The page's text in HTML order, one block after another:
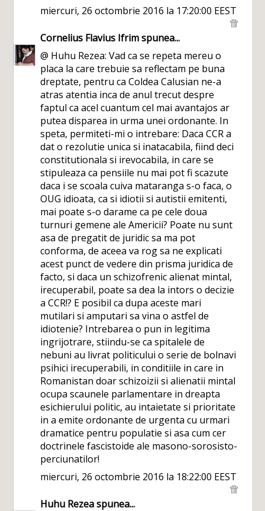
miercuri, 26 octombrie 2016 la 17:20:00 EEST
Cornelius Flavius Ifrimspunea...
@ Huhu Rezea: Vad ca se repeta mereu o
placa la care trebuie sa reflectam pe buna
dreptate, pentru ca Coldea Calusian ne-a
atras atentia inca de anul trecut despre
faptul ca acel cuantum cel mai avantajos ar
putea disparea in urma unei ordonante. In
speta, permiteti-mi o intrebare: Daca CCR a
dat o rezolutie unica si inatacabila, fiind deci
constitutionala si irevocabila, in care se
stipuleaza ca pensiile nu mai pot fi scazute
daca i se scoala cuiva mataranga s-o faca, o
OUG idioata, ca si idiotii si autistii emitenti,
mai poate s-o darame ca pe cele doua
turnuri gemene ale Americii? Poate nu sunt
asa de pregatit de juridic sa ma pot
conforma, de aceea va rog sa ne explicati
acest punct de vedere din prisma juridica de
facto, si daca un schizofrenic alienat mintal,
irecuperabil, poate sa dea la intors o decizie
a CCR!? E posibil ca dupa aceste mari
mutilari si amputari sa vina o astfel de
idiotenie? Intrebarea o pun in legitima
ingrijotrare, stiindu-se ca spitalele de
nebuni au livrat politicului o serie de bolnavi
psihici irecuperabili, in conditiile in care in
Romanistan doar schizoizii si alienatii mintal
ocupa scaunele parlamentare in dreapta
esichierului politic, au intaietate si prioritate
in a emite ordonante de urgenta cu urmari
dramatice pentru populatie si asa cum cer
doctrinele fascistoide ale masono-sorosisto-
perciunatilor!
miercuri, 26 octombrie 2016 la 18:22:00 EEST
Huhu Rezeaspunea...